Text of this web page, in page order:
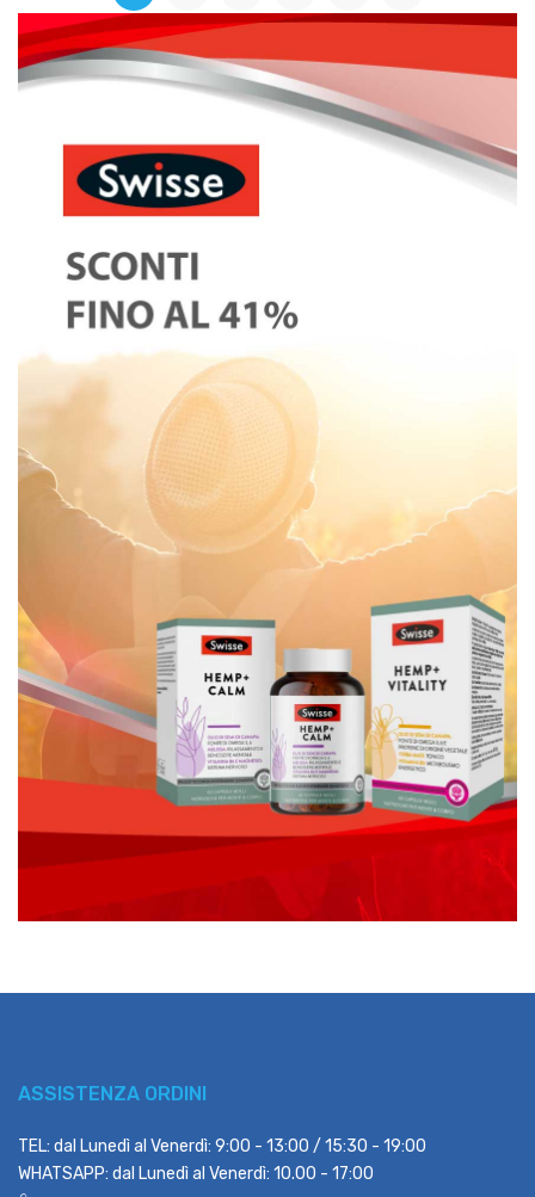
ASSISTENZA ORDINI
TEL: dal Lunedì al Venerdì: 9:00 - 13:00 / 15:30 - 19:00
WHATSAPP: dal Lunedì al Venerdì: 10.00 - 17:00